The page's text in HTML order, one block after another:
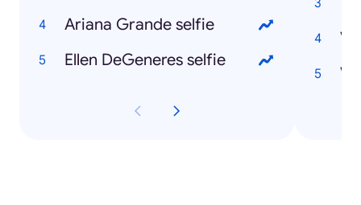
Ariana Grande selfie
Ellen DeGeneres selfie